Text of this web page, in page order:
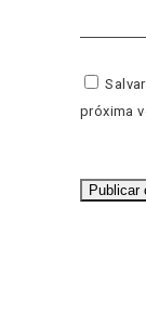
próxima